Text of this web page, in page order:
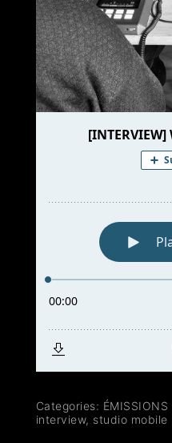
Categories: ÉMISSIONS
interview, studio mobile